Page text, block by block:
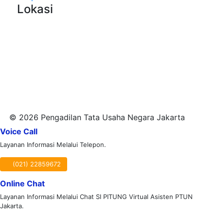
Lokasi
© 2026 Pengadilan Tata Usaha Negara Jakarta
Voice Call
Layanan Informasi Melalui Telepon.
(021) 22859672
Online Chat
Layanan Informasi Melalui Chat SI PITUNG Virtual Asisten PTUN
Jakarta.